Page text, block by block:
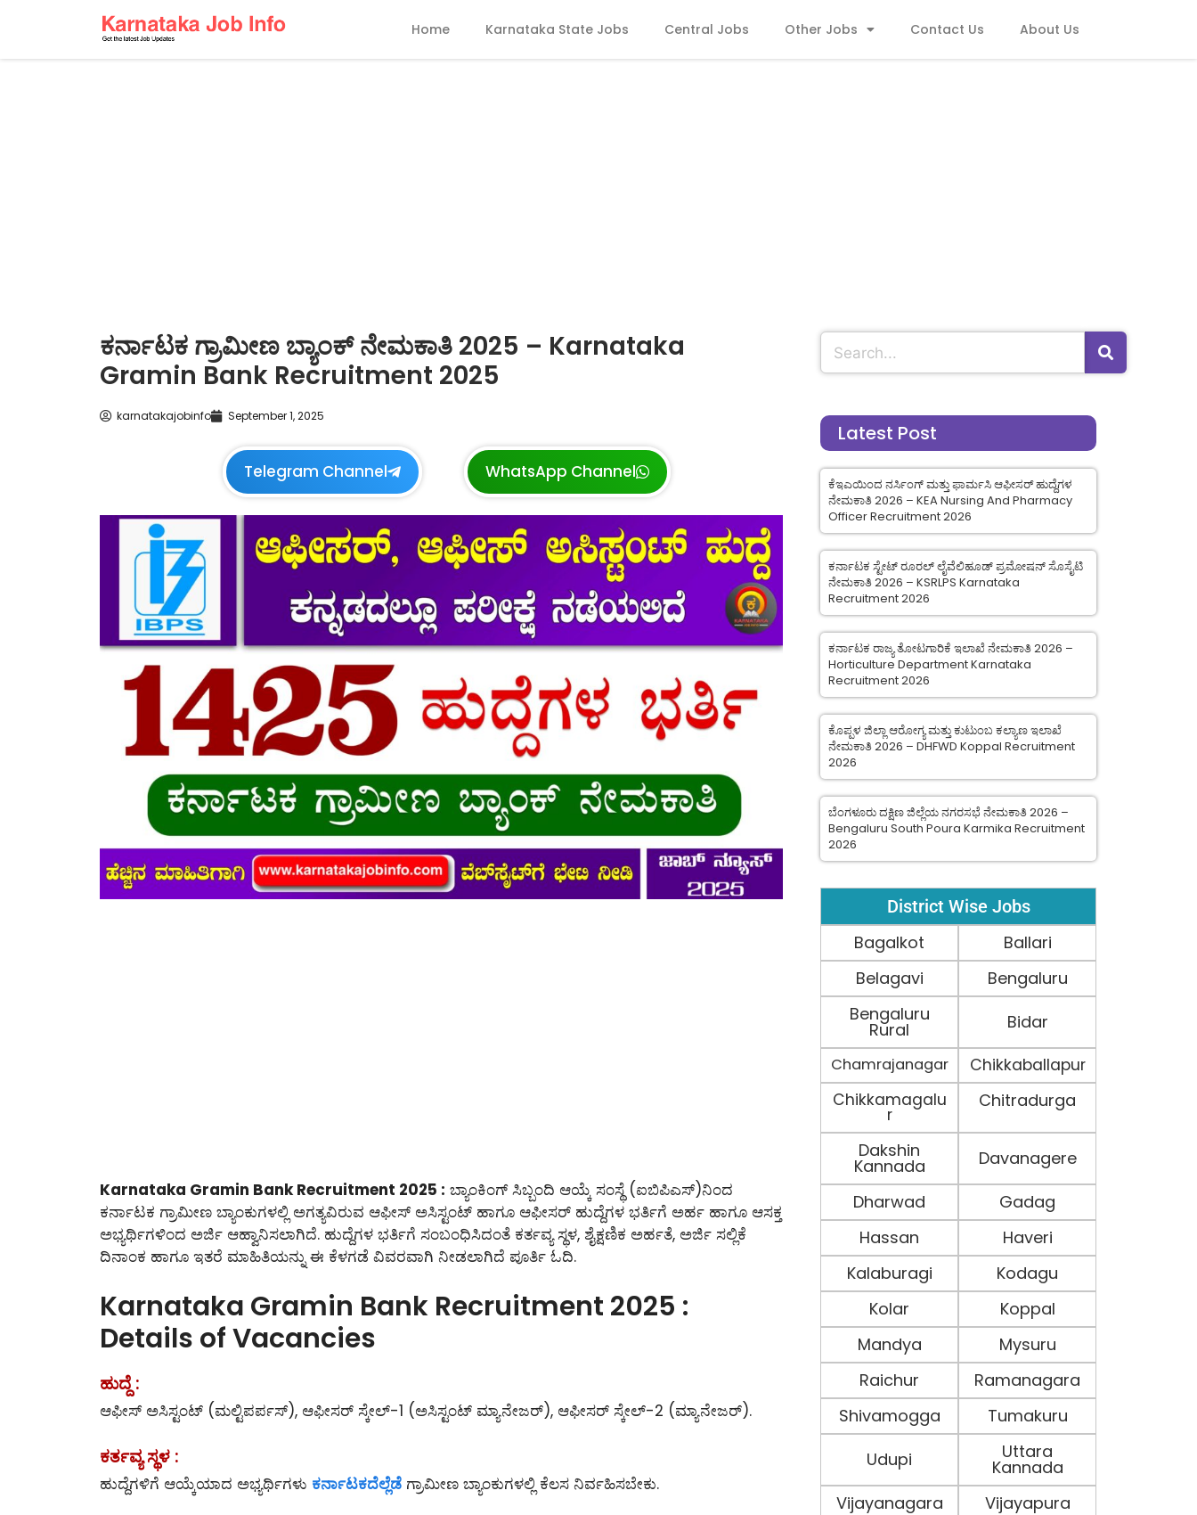
Home Karnataka State Jobs Central Jobs Other Jobs Contact Us About Us
ಕರ್ನಾಟಕ ಗ್ರಾಮೀಣ ಬ್ಯಾಂಕ್ ನೇಮಕಾತಿ 2025 – Karnataka
Gramin Bank Recruitment 2025
karnatakajobinfo September 1, 2025
Telegram Channel WhatsApp Channel
Karnataka Gramin Bank Recruitment 2025 : ಬ್ಯಾಂಕಿಂಗ್ ಸಿಬ್ಬಂದಿ ಆಯ್ಕೆ ಸಂಸ್ಥೆ (ಐಬಿಪಿಎಸ್)ನಿಂದ
ಕರ್ನಾಟಕ ಗ್ರಾಮೀಣ ಬ್ಯಾಂಕುಗಳಲ್ಲಿ ಅಗತ್ಯವಿರುವ ಆಫೀಸ್ ಅಸಿಸ್ಟಂಟ್ ಹಾಗೂ ಆಫೀಸರ್ ಹುದ್ದೆಗಳ ಭರ್ತಿಗೆ ಅರ್ಹ ಹಾಗೂ ಆಸಕ್ತ
ಅಭ್ಯರ್ಥಿಗಳಿಂದ ಅರ್ಜಿ ಆಹ್ವಾನಿಸಲಾಗಿದೆ. ಹುದ್ದೆಗಳ ಭರ್ತಿಗೆ ಸಂಬಂಧಿಸಿದಂತೆ ಕರ್ತವ್ಯ ಸ್ಥಳ, ಶೈಕ್ಷಣಿಕ ಅರ್ಹತೆ, ಅರ್ಜಿ ಸಲ್ಲಿಕೆ
ದಿನಾಂಕ ಹಾಗೂ ಇತರೆ ಮಾಹಿತಿಯನ್ನು ಈ ಕೆಳಗಡೆ ವಿವರವಾಗಿ ನೀಡಲಾಗಿದೆ ಪೂರ್ತಿ ಓದಿ.
Karnataka Gramin Bank Recruitment 2025 :
Details of Vacancies
ಹುದ್ದೆ :
ಆಫೀಸ್ ಅಸಿಸ್ಟಂಟ್ (ಮಲ್ಟಿಪರ್ಪಸ್), ಆಫೀಸರ್ ಸ್ಕೇಲ್-1 (ಅಸಿಸ್ಟಂಟ್ ಮ್ಯಾನೇಜರ್), ಆಫೀಸರ್ ಸ್ಕೇಲ್-2 (ಮ್ಯಾನೇಜರ್).
ಕರ್ತವ್ಯ ಸ್ಥಳ :
ಹುದ್ದೆಗಳಿಗೆ ಆಯ್ಕೆಯಾದ ಅಭ್ಯರ್ಥಿಗಳು ಕರ್ನಾಟಕದೆಲ್ಲೆಡೆ ಗ್ರಾಮೀಣ ಬ್ಯಾಂಕುಗಳಲ್ಲಿ ಕೆಲಸ ನಿರ್ವಹಿಸಬೇಕು.
Latest Post
ಕೆಇಎಯಿಂದ ನರ್ಸಿಂಗ್ ಮತ್ತು ಫಾರ್ಮಸಿ ಆಫೀಸರ್ ಹುದ್ದೆಗಳ
ನೇಮಕಾತಿ 2026 – KEA Nursing And Pharmacy
Officer Recruitment 2026
ಕರ್ನಾಟಕ ಸ್ಟೇಟ್ ರೂರಲ್ ಲೈವೆಲಿಹೂಡ್ ಪ್ರಮೋಷನ್ ಸೊಸೈಟಿ
ನೇಮಕಾತಿ 2026 – KSRLPS Karnataka
Recruitment 2026
ಕರ್ನಾಟಕ ರಾಜ್ಯ ತೋಟಗಾರಿಕೆ ಇಲಾಖೆ ನೇಮಕಾತಿ 2026 –
Horticulture Department Karnataka
Recruitment 2026
ಕೊಪ್ಪಳ ಜಿಲ್ಲಾ ಆರೋಗ್ಯ ಮತ್ತು ಕುಟುಂಬ ಕಲ್ಯಾಣ ಇಲಾಖೆ
ನೇಮಕಾತಿ 2026 – DHFWD Koppal Recruitment
2026
ಬೆಂಗಳೂರು ದಕ್ಷಿಣ ಜಿಲ್ಲೆಯ ನಗರಸಭೆ ನೇಮಕಾತಿ 2026 –
Bengaluru South Poura Karmika Recruitment
2026
District Wise Jobs
Bagalkot
Ballari
Belagavi
Bengaluru
Bengaluru
Rural Bidar
Chamrajanagar
Chikkaballapur
Chikkamagalu
r
Chitradurga
Dakshin
Kannada
Davanagere
Dharwad
Gadag
Hassan
Haveri
Kalaburagi
Kodagu
Kolar
Koppal
Mandya
Mysuru
Raichur
Ramanagara
Shivamogga
Tumakuru
Udupi
Uttara
Kannada
Vijayanagara
Vijayapura